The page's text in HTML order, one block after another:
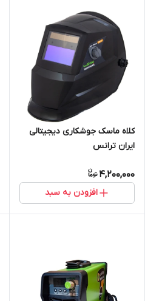
کلاه ماسک جوشکاری دیجیتالی
ایران ترانس
4,200,000
افزودن به سبد